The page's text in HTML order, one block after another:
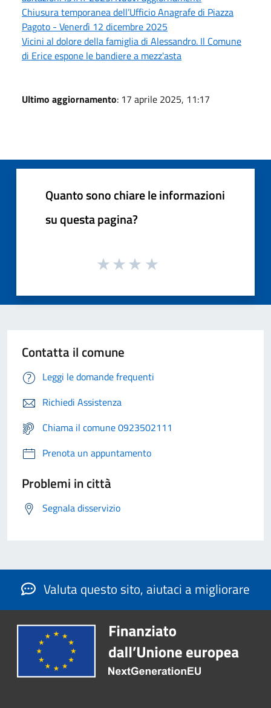
Chiusura temporanea dell’Ufficio Anagrafe di Piazza
Pagoto - Venerdì 12 dicembre 2025
Vicini al dolore della famiglia di Alessandro. Il Comune
di Erice espone le bandiere a mezz'asta
Ultimo aggiornamento: 17 aprile 2025, 11:17
Quanto sono chiare le informazioni
su questa pagina?
Contatta il comune
Leggi le domande frequenti
Richiedi Assistenza
Chiama il comune 0923502111
Prenota un appuntamento
Problemi in città
Segnala disservizio
Valuta questo sito, aiutaci a migliorare